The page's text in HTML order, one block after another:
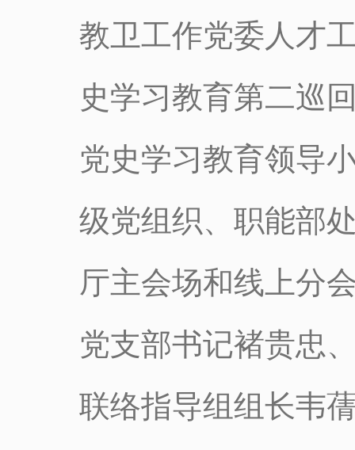
教卫工作党委人才
史学习教育第二巡
党史学习教育领导
级党组织、职能部
厅主会场和线上分
党支部书记褚贵忠
联络指导组组长韦